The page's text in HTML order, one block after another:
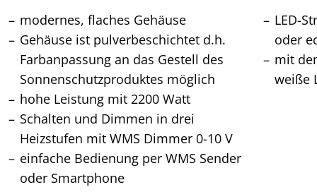
modernes, flaches Gehäuse
Gehäuse ist pulverbeschichtet d.h.
Farbanpassung an das Gestell des
Sonnenschutzproduktes möglich
hohe Leistung mit 2200 Watt
Schalten und Dimmen in drei
Heizstufen mit WMS Dimmer 0-10 V
einfache Bedienung per WMS Sender
oder Smartphone
LED-
oder
mit
weiße